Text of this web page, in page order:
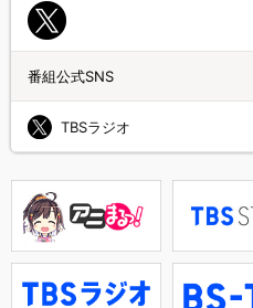
番組公式SNS
TBSラジオ